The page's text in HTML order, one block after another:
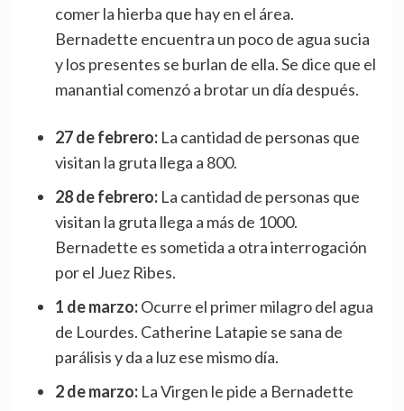
comer la hierba que hay en el área.
Bernadette encuentra un poco de agua sucia
y los presentes se burlan de ella. Se dice que el
manantial comenzó a brotar un día después.
27 de febrero:La cantidad de personas que
visitan la gruta llega a 800.
28 de febrero:La cantidad de personas que
visitan la gruta llega a más de 1000.
Bernadette es sometida a otra interrogación
por el Juez Ribes.
1 de marzo:Ocurre el primer milagro del agua
de Lourdes. Catherine Latapie se sana de
parálisis y da a luz ese mismo día.
2 de marzo: La Virgen le pide a Bernadette